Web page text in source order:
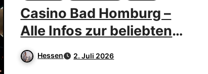
Casino Bad Homburg –
Alle Infos zur beliebten
Spielbank
Hessen 2. Juli 2026